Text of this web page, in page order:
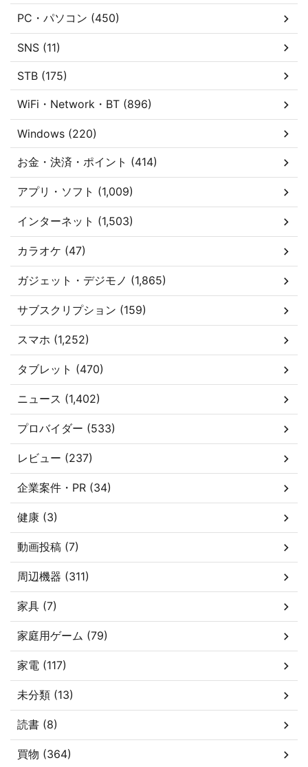
PC・パソコン (450)
SNS (11)
STB (175)
WiFi・Network・BT (896)
Windows (220)
お金・決済・ポイント (414)
アプリ・ソフト (1,009)
インターネット (1,503)
カラオケ (47)
ガジェット・デジモノ (1,865)
サブスクリプション (159)
スマホ (1,252)
タブレット (470)
ニュース (1,402)
プロバイダー (533)
レビュー (237)
企業案件・PR (34)
健康 (3)
動画投稿 (7)
周辺機器 (311)
家具 (7)
家庭用ゲーム (79)
家電 (117)
未分類 (13)
読書 (8)
買物 (364)